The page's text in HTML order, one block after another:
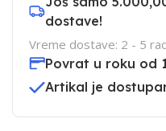
dostave!
Vreme dostave: 2 - 5
Povrat u roku od
Artikal je